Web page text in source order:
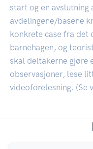
start og en avslutning
avdelingene/basene
konkrete case fra det
barnehagen, og
skal deltakerne gjøre
observasjoner, lese
videoforelesning. (Se